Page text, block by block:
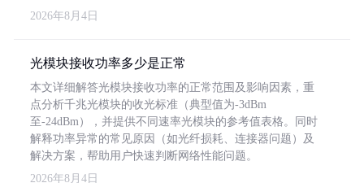
2026年8月4日
光模块接收功率多少是正常
本文详细解答光模块接收功率的正常范围及影响因素，重
点分析千兆光模块的收光标准（典型值为-3dBm
至-24dBm），并提供不同速率光模块的参考值表格。同时
解释功率异常的常见原因（如光纤损耗、连接器问题）及
解决方案，帮助用户快速判断网络性能问题。
2026年8月4日